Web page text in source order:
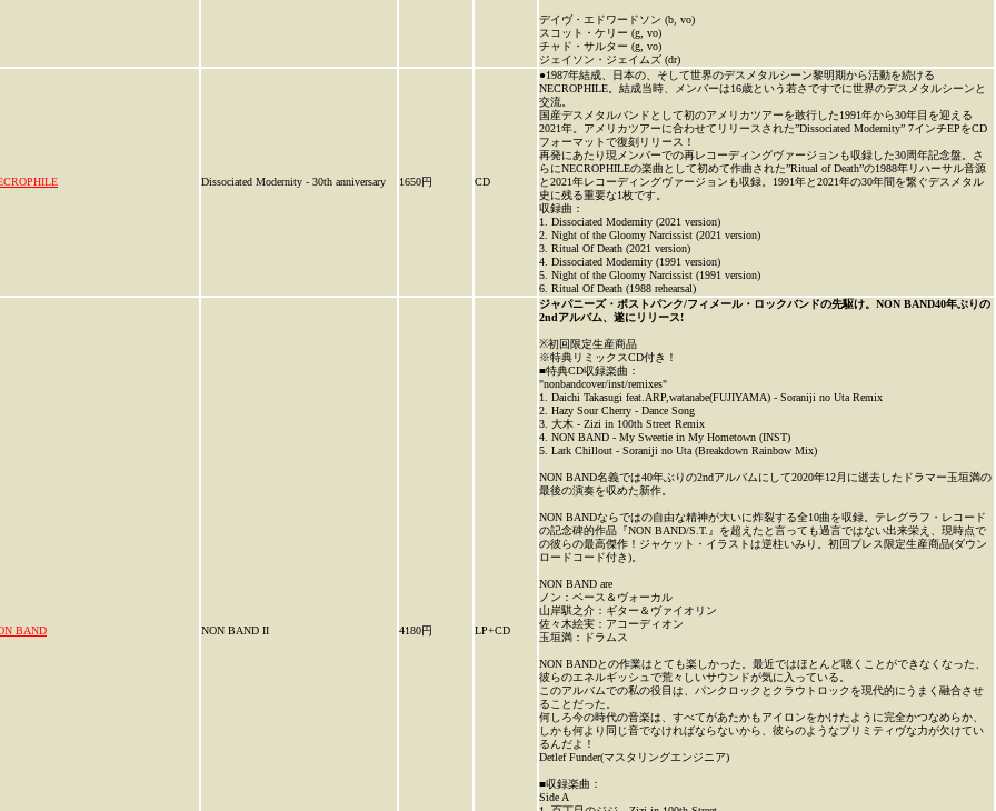
デイヴ・エドワードソン (b, vo)
スコット・ケリー (g, vo)
チャド・サルター (g, vo)
ジェイソン・ジェイムズ (dr)
Dissociated Modernity - 30th anniversary 1650円 CD
●1987年結成、日本の、そして世界のデスメタルシーン黎明期から活動を続ける
NECROPHILE。結成当時、メンバーは16歳という若さですでに世界のデスメタルシーンと
交流。
国産デスメタルバンドとして初のアメリカツアーを敢行した1991年から30年目を迎える
2021年。アメリカツアーに合わせてリリースされた”Dissociated Modernity” 7インチEPをCD
フォーマットで復刻リリース！
再発にあたり現メンバーでの再レコーディングヴァージョンも収録した30周年記念盤。さ
らにNECROPHILEの楽曲として初めて作曲された”Ritual of Death”の1988年リハーサル音源
と2021年レコーディングヴァージョンも収録。1991年と2021年の30年間を繋ぐデスメタル
史に残る重要な1枚です。
収録曲：
1. Dissociated Modernity (2021 version)
2. Night of the Gloomy Narcissist (2021 version)
3. Ritual Of Death (2021 version)
4. Dissociated Modernity (1991 version)
5. Night of the Gloomy Narcissist (1991 version)
6. Ritual Of Death (1988 rehearsal)
BAND NON BAND II 4180円 LP+CD
ジャパニーズ・ポストパンク/フィメール・ロックバンドの先駆け。NON BAND40年ぶりの
2ndアルバム、遂にリリース!
※初回限定生産商品
※特典リミックスCD付き！
■特典CD収録楽曲：
"nonbandcover/inst/remixes"
1. Daichi Takasugi feat.ARP,watanabe(FUJIYAMA) - Soraniji no Uta Remix
2. Hazy Sour Cherry - Dance Song
3. 大木 - Zizi in 100th Street Remix
4. NON BAND - My Sweetie in My Hometown (INST)
5. Lark Chillout - Soraniji no Uta (Breakdown Rainbow Mix)
NON BAND名義では40年ぶりの2ndアルバムにして2020年12月に逝去したドラマー玉垣満の
最後の演奏を収めた新作。
NON BANDならではの自由な精神が大いに炸裂する全10曲を収録。テレグラフ・レコード
の記念碑的作品『NON BAND/S.T.』を超えたと言っても過言ではない出来栄え、現時点で
の彼らの最高傑作！ジャケット・イラストは逆柱いみり。初回プレス限定生産商品(ダウン
ロードコード付き)。
NON BAND are
ノン：ベース＆ヴォーカル
山岸騏之介：ギター＆ヴァイオリン
佐々木絵実：アコーディオン
玉垣満：ドラムス
NON BANDとの作業はとても楽しかった。最近ではほとんど聴くことができなくなった、
彼らのエネルギッシュで荒々しいサウンドが気に入っている。
このアルバムでの私の役目は、パンクロックとクラウトロックを現代的にうまく融合させ
ることだった。
何しろ今の時代の音楽は、すべてがあたかもアイロンをかけたように完全かつなめらか、
しかも何より同じ音でなければならないから、彼らのようなプリミティヴな力が欠けてい
るんだよ！
Detlef Funder(マスタリングエンジニア)
■収録楽曲：
Side A